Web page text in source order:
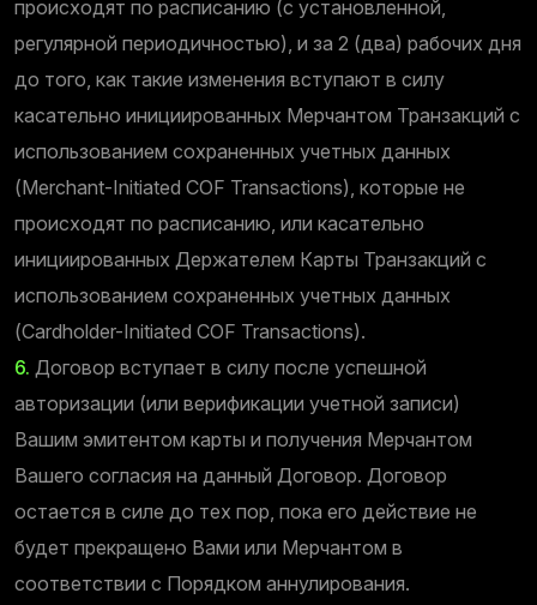
происходят по расписанию (с установленной,
регулярной периодичностью), и за 2 (два) рабочих дня
до того, как такие изменения вступают в силу
касательно инициированных Мерчантом Транзакций с
использованием сохраненных учетных данных
(Merchant-Initiated COF Transactions), которые не
происходят по расписанию, или касательно
инициированных Держателем Карты Транзакций с
использованием сохраненных учетных данных
(Cardholder-Initiated COF Transactions).
6. Договор вступает в силу после успешной
авторизации (или верификации учетной записи)
Вашим эмитентом карты и получения Мерчантом
Вашего согласия на данный Договор. Договор
остается в силе до тех пор, пока его действие не
будет прекращено Вами или Мерчантом в
соответствии с Порядком аннулирования.